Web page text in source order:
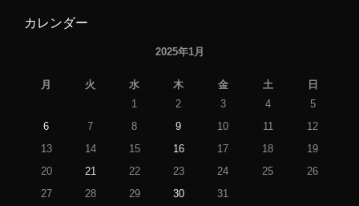
カレンダー
2025年1月
月 火 水 木 金 土
日
1
2 3 4
5
6
7 8 9 10 11
12
13
14 15 16 17 18
19
20
21 22 23 24 25
26
27
28 29 30
31